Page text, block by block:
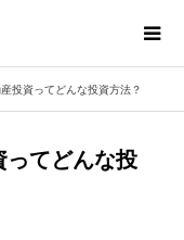
投資ってどんな投資方法？
てどんな投